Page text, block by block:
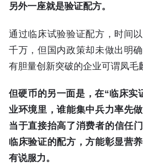
另外一座就是验证配方。
通过临床试验验证配方，时间
千万，但国内政策却未做出明
有胆量创新突破的企业可谓凤毛
但硬币的另一面是，在“临床实
业环境里，谁能集中兵力率先
当于直接抬高了消费者的信任
临床验证的配方，方能彰显营
有说服力。